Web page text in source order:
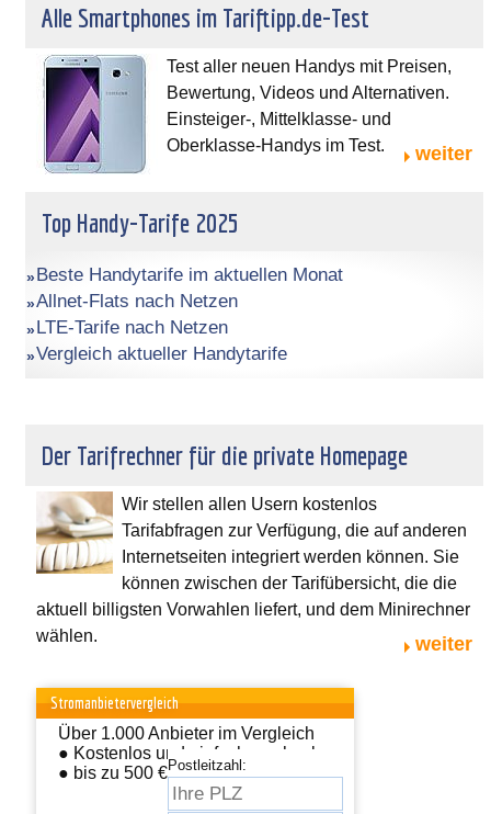
Alle Smartphones im Tariftipp.de-Test
Test aller neuen Handys mit Preisen,
Bewertung, Videos und Alternativen.
Einsteiger-, Mittelklasse- und
Oberklasse-Handys im Test.
weiter
Top Handy-Tarife 2025
Beste Handytarife im aktuellen Monat
Allnet-Flats nach Netzen
LTE-Tarife nach Netzen
Vergleich aktueller Handytarife
Der Tarifrechner für die private Homepage
Wir stellen allen Usern kostenlos
Tarifabfragen zur Verfügung, die auf anderen
Internetseiten integriert werden können. Sie
können zwischen der Tarifübersicht, die die
aktuell billigsten Vorwahlen liefert, und dem Minirechner
wählen.
weiter
Stromanbietervergleich
Über 1.000 Anbieter im Vergleich
● Kostenlos und einfach wechseln
● bis zu 500 € sparen
Postleitzahl: